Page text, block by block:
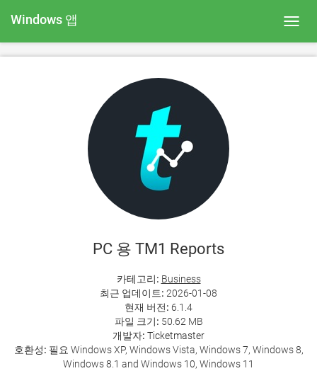
Windows 앱
PC 용 TM1 Reports
카테고리: Business
최근 업데이트: 2026-01-08
현재 버전: 6.1.4
파일 크기: 50.62 MB
개발자: Ticketmaster
호환성: 필요 Windows XP, Windows Vista, Windows 7, Windows 8,
Windows 8.1 and Windows 10, Windows 11